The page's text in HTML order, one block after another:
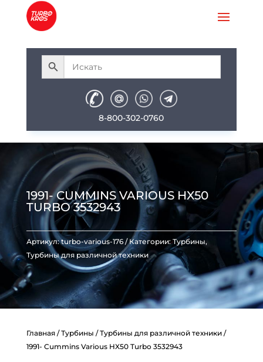
8-800-302-0760
1991- CUMMINS VARIOUS HX50
TURBO 3532943
Артикул:turbo-various-176 Категории:Турбины,
Турбины для различной техники
Главная/Турбины /Турбины для различной техники/
1991- Cummins Various HX50 Turbo 3532943